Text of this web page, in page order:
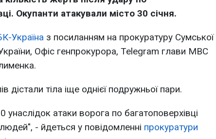
Окупанти атакували місто 30 січня.
Україна з посиланням на прокуратуру Сумської
Офіс генпрокурора, Telegram глави МВС
дістали тіла іще однієї подружньої пари.
унаслідок атаки ворога по багатоповерхівці
- йдеться у повідомленні прокуратури